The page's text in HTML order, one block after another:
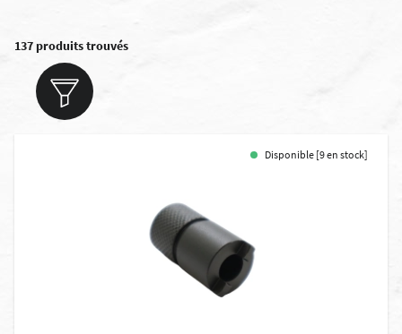
137 produits trouvés
Disponible [9 en stock]